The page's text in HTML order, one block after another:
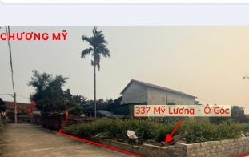
CHƯƠNG MỸ